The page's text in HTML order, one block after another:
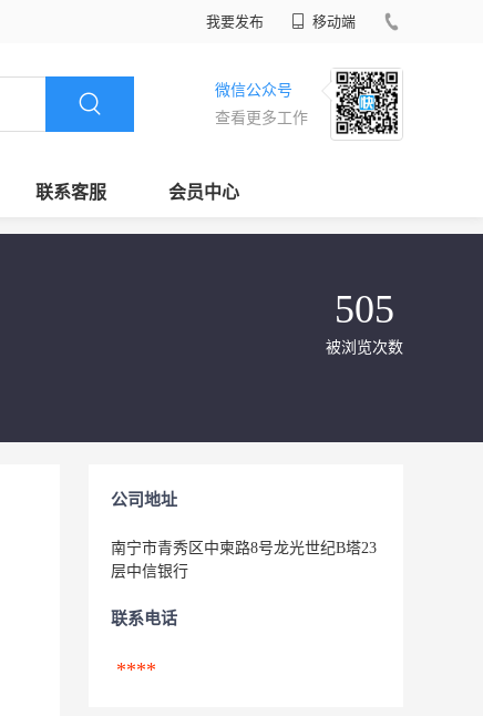
我要发布 移动端
微信公众号
查看更多工作
联系客服 会员中心
505
被浏览次数
公司地址
南宁市青秀区中柬路8号龙光世纪B塔23
层中信银行
联系电话
****